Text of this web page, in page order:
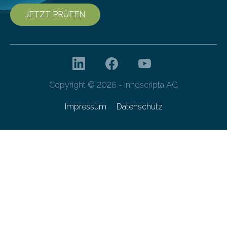
JETZT PRÜFEN
Copyright © 2026 - innoscripta AG
Impressum Datenschutz